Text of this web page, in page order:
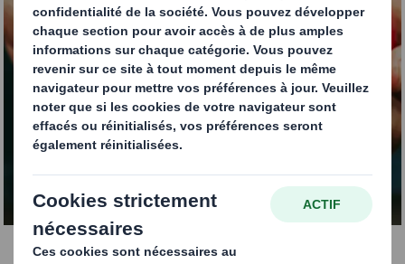
Découvrez nos
innovations en
matière d'emballage !
CONTACTEZ-NOUS